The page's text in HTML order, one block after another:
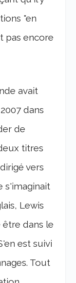
"en
pas encore
avait
dans
de
titres
vers
s'imaginait
Lewis
dans le
est suivi
Tout